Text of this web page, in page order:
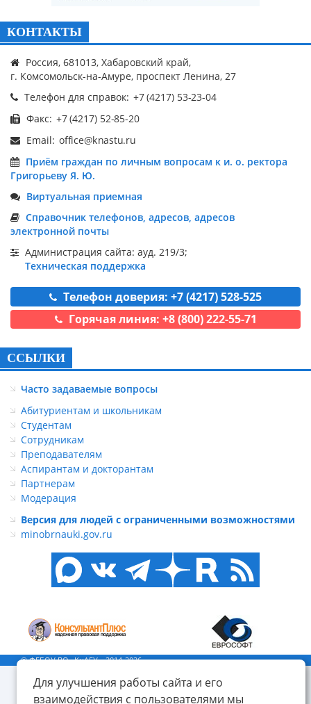
Для улучшения работы сайта и его
взаимодействия с пользователями мы
КОНТАКТЫ
Россия, 681013, Хабаровский край,
г. Комсомольск-на-Амуре, проспект Ленина, 27
Телефон для справок:
Факс:
Email:
Приём граждан по личным вопросам к и. о. ректора
Григорьеву Я. Ю.
Виртуальная приемная
Справочник телефонов, адресов, адресов
электронной почты
Администрация сайта: ауд. 219/3;
Техническая поддержка
Телефон доверия: +7 (4217) 528-525
Горячая линия: +8 (800) 222-55-71
ССЫЛКИ
Часто задаваемые вопросы
Абитуриентам и школьникам
Студентам
Сотрудникам
Преподавателям
Аспирантам и докторантам
Партнерам
Модерация
Версия для людей с ограниченными возможностями
minobrnauki.gov.ru
© ФГБОУ ВО «КнАГУ», 2014-2026